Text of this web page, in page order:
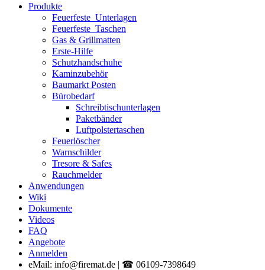
Produkte
Feuerfeste_Unterlagen
Feuerfeste_Taschen
Gas & Grillmatten
Erste-Hilfe
Schutzhandschuhe
Kaminzubehör
Baumarkt Posten
Bürobedarf
Schreibtischunterlagen
Paketbänder
Luftpolstertaschen
Feuerlöscher
Warnschilder
Tresore & Safes
Rauchmelder
Anwendungen
Wiki
Dokumente
Videos
FAQ
Angebote
Anmelden
eMail: info@firemat.de | ☎ 06109-7398649